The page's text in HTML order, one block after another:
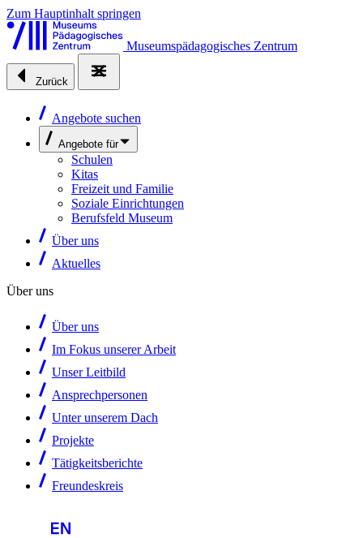
Zum Hauptinhalt springen
Museumspädagogisches Zentrum
Zurück
Angebote suchen
Angebote für
Schulen
Kitas
Freizeit und Familie
Soziale Einrichtungen
Berufsfeld Museum
Über uns
Aktuelles
Über uns
Über uns
Im Fokus unserer Arbeit
Unser Leitbild
Ansprechpersonen
Unter unserem Dach
Projekte
Tätigkeitsberichte
Freundeskreis